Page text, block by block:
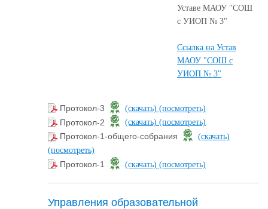
Уставе МАОУ "СОШ
с УИОП № 3"
Ссылка на Устав
МАОУ "СОШ с
УИОП № 3"
Протокол-3 (скачать) (посмотреть)
Протокол-2 (скачать) (посмотреть)
Протокол-1-общего-собрания
(скачать)
(посмотреть)
Протокол-1 (скачать) (посмотреть)
Управления образовательной